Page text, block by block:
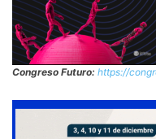
Congreso Futuro: https://